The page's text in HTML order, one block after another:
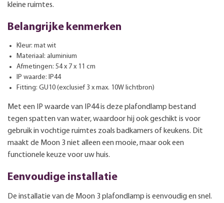
kleine ruimtes.
Belangrijke kenmerken
Kleur: mat wit
Materiaal: aluminium
Afmetingen: 54 x 7 x 11 cm
IP waarde: IP44
Fitting: GU10 (exclusief 3 x max. 10W lichtbron)
Met een IP waarde van IP44 is deze plafondlamp bestand
tegen spatten van water, waardoor hij ook geschikt is voor
gebruik in vochtige ruimtes zoals badkamers of keukens. Dit
maakt de Moon 3 niet alleen een mooie, maar ook een
functionele keuze voor uw huis.
Eenvoudige installatie
De installatie van de Moon 3 plafondlamp is eenvoudig en snel.